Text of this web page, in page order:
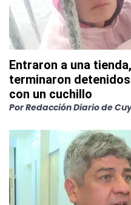
Entraron a una
terminaron
con un cuchillo
PorRedacción Diario de